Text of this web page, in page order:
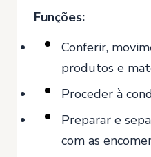
Funções:
Conferir,
produtos e
Proceder à
Preparar e
com as